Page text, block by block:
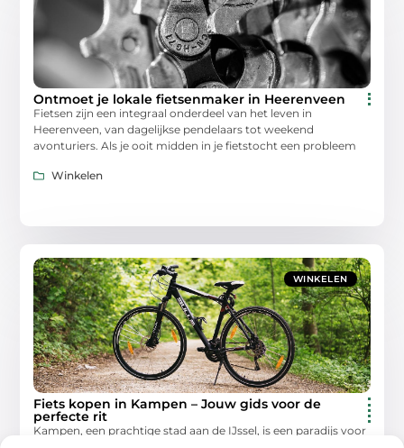
Ontmoet je lokale fietsenmaker in Heerenveen
Fietsen zijn een integraal onderdeel van het leven in
Heerenveen, van dagelijkse pendelaars tot weekend
avonturiers. Als je ooit midden in je fietstocht een probleem
Winkelen
WINKELEN
Fiets kopen in Kampen – Jouw gids voor de
perfecte rit
Kampen, een prachtige stad aan de IJssel, is een paradijs voor